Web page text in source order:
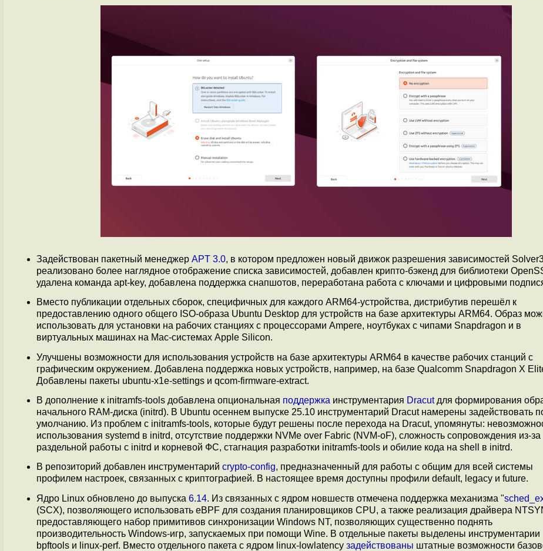
Задействован пакетный менеджер APT 3.0, в котором предложен новый движок разрешения зависимостей
реализовано более наглядное отображение списка зависимостей, добавлен крипто-бэкенд для библиотеки
удалена команда apt-key, добавлена поддержка снапшотов, переработана работа с ключами и цифровыми
Вместо публикации отдельных сборок, специфичных для каждого ARM64-устройства, дистрибутив перешёл к
предоставлению одного общего ISO-образа Ubuntu Desktop для устройств на базе архитектуры ARM64. Образ
использовать для установки на рабочих станциях с процессорами Ampere, ноутбуках с чипами Snapdragon и в
виртуальных машинах на Mac-системах Apple Silicon.
Улучшены возможности для использования устройств на базе архитектуры ARM64 в качестве рабочих станций с
графическим окружением. Добавлена поддержка новых устройств, например, на базе Qualcomm Snapdragon X
Добавлены пакеты ubuntu-x1e-settings и qcom-firmware-extract.
В дополнение к initramfs-tools добавлена опциональная поддержка инструментария Dracutдля формирования
начального RAM-диска (initrd). В Ubuntu осеннем выпуске 25.10 инструментарий Dracut намерены задействовать
умолчанию. Из проблем с initramfs-tools, которые будут решены после перехода на Dracut, упомянуты:
использования systemd в initrd, отсутствие поддержки NVMe over Fabric (NVM-oF), сложность сопровождения из-за
раздельной работы с initrd и корневой ФС, стагнация разработки initramfs-tools и обилие кода на shell в initrd.
В репозиторий добавлен инструментарий crypto-config, предназначенный для работы с общим для всей системы
профилем настроек, связанных с криптографией. В настоящее время доступны профили default, legacy и future.
Ядро Linux обновлено до выпуска 6.14. Из связанных с ядром новшеств отмечена поддержка механизма "
(SCX), позволяющего использовать eBPF для создания планировщиков CPU, а также реализация драйвера
предоставляющего набор примитивов синхронизации Windows NT, позволяющих существенно поднять
производительность Windows-игр, запускаемых при помощи Wine. В отдельные пакеты выделены инструментарии
bpftools и linux-perf. Вместо отдельного пакета c ядром linux-lowlatency задействованы штатные возможности